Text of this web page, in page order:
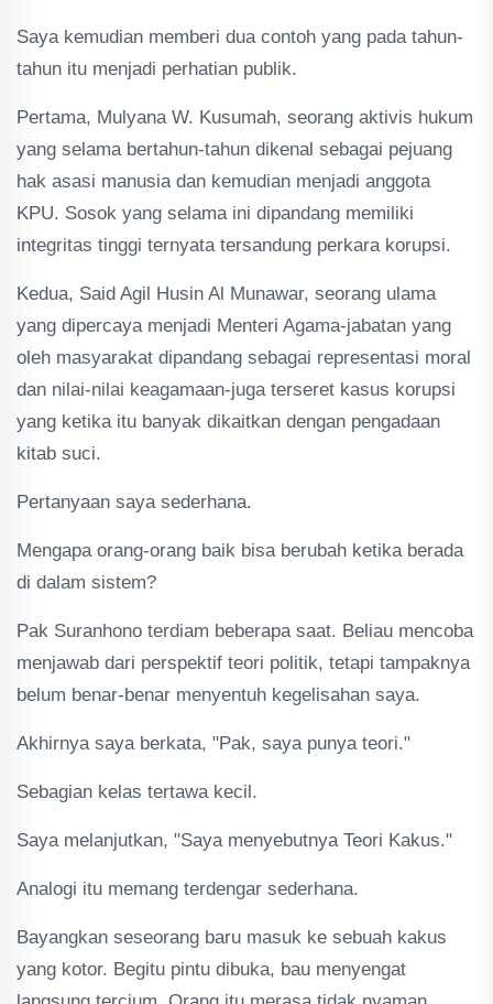
Saya kemudian memberi dua contoh yang pada tahun-
tahun itu menjadi perhatian publik.
Pertama, Mulyana W. Kusumah, seorang aktivis hukum
yang selama bertahun-tahun dikenal sebagai pejuang
hak asasi manusia dan kemudian menjadi anggota
KPU. Sosok yang selama ini dipandang memiliki
integritas tinggi ternyata tersandung perkara korupsi.
Kedua, Said Agil Husin Al Munawar, seorang ulama
yang dipercaya menjadi Menteri Agama-jabatan yang
oleh masyarakat dipandang sebagai representasi moral
dan nilai-nilai keagamaan-juga terseret kasus korupsi
yang ketika itu banyak dikaitkan dengan pengadaan
kitab suci.
Pertanyaan saya sederhana.
Mengapa orang-orang baik bisa berubah ketika berada
di dalam sistem?
Pak Suranhono terdiam beberapa saat. Beliau mencoba
menjawab dari perspektif teori politik, tetapi tampaknya
belum benar-benar menyentuh kegelisahan saya.
Akhirnya saya berkata, "Pak, saya punya teori."
Sebagian kelas tertawa kecil.
Saya melanjutkan, "Saya menyebutnya Teori Kakus."
Analogi itu memang terdengar sederhana.
Bayangkan seseorang baru masuk ke sebuah kakus
yang kotor. Begitu pintu dibuka, bau menyengat